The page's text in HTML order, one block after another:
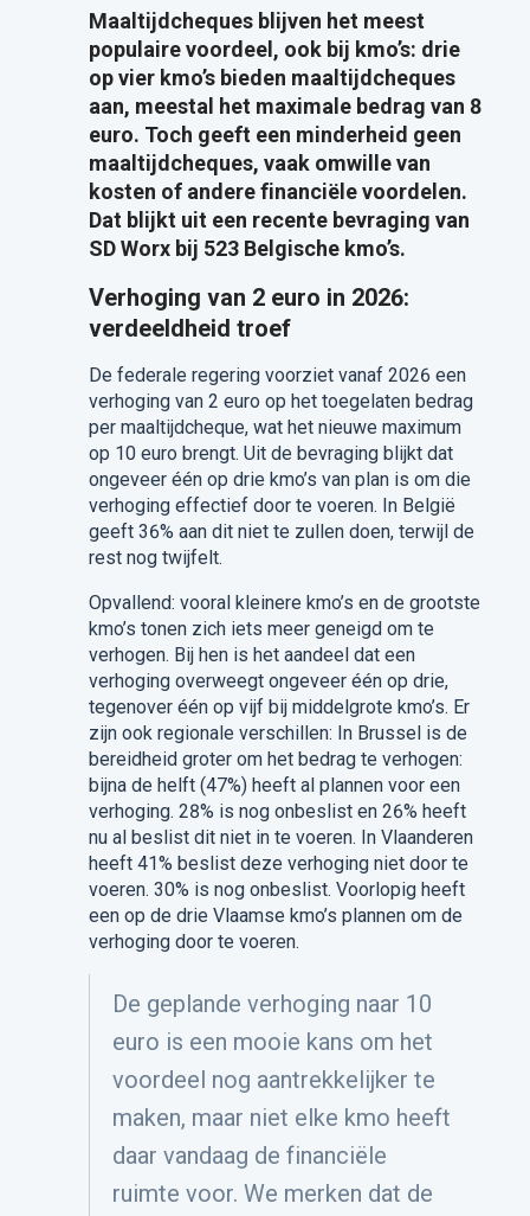
Maaltijdcheques blijven het meest
populaire voordeel, ook bij kmo’s: drie
op vier kmo’s bieden maaltijdcheques
aan, meestal het maximale bedrag van 8
euro. Toch geeft een minderheid geen
maaltijdcheques, vaak omwille van
kosten of andere financiële voordelen.
Dat blijkt uit een recente bevraging van
SD Worx bij 523 Belgische kmo’s.
Verhoging van 2 euro in 2026:
verdeeldheid troef
De federale regering voorziet vanaf 2026 een
verhoging van 2 euro op het toegelaten bedrag
per maaltijdcheque, wat het nieuwe maximum
op 10 euro brengt. Uit de bevraging blijkt dat
ongeveer één op drie kmo’s van plan is om die
verhoging effectief door te voeren. In België
geeft 36% aan dit niet te zullen doen, terwijl de
rest nog twijfelt.
Opvallend: vooral kleinere kmo’s en de grootste
kmo’s tonen zich iets meer geneigd om te
verhogen. Bij hen is het aandeel dat een
verhoging overweegt ongeveer één op drie,
tegenover één op vijf bij middelgrote kmo’s. Er
zijn ook regionale verschillen: In Brussel is de
bereidheid groter om het bedrag te verhogen:
bijna de helft (47%) heeft al plannen voor een
verhoging. 28% is nog onbeslist en 26% heeft
nu al beslist dit niet in te voeren. In Vlaanderen
heeft 41% beslist deze verhoging niet door te
voeren. 30% is nog onbeslist. Voorlopig heeft
een op de drie Vlaamse kmo’s plannen om de
verhoging door te voeren.
De geplande verhoging naar 10
euro is een mooie kans om het
voordeel nog aantrekkelijker te
maken, maar niet elke kmo heeft
daar vandaag de financiële
ruimte voor. We merken dat de